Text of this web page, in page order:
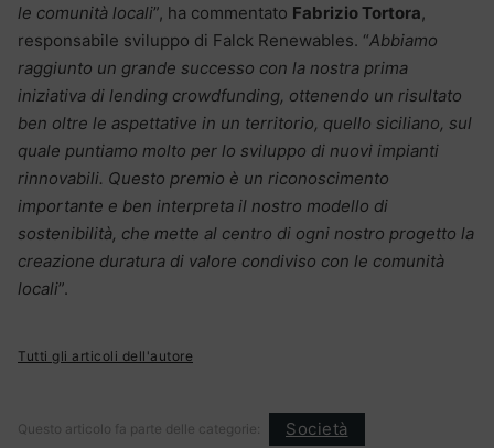
le comunità locali”, ha commentato Fabrizio Tortora,
responsabile sviluppo di Falck Renewables. “Abbiamo
raggiunto un grande successo con la nostra prima
iniziativa di lending crowdfunding, ottenendo un risultato
ben oltre le aspettative in un territorio, quello siciliano, sul
quale puntiamo molto per lo sviluppo di nuovi impianti
rinnovabili. Questo premio è un riconoscimento
importante e ben interpreta il nostro modello di
sostenibilità, che mette al centro di ogni nostro progetto la
creazione duratura di valore condiviso con le comunità
locali”.
Tutti gli articoli dell'autore
Questo articolo fa parte delle categorie: Società